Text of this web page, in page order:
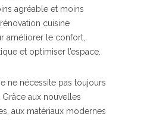
agréable et moins
cuisine
améliorer le confort,
et optimiser l’espace.
ne nécessite pas toujours
aux nouvelles
aux matériaux modernes